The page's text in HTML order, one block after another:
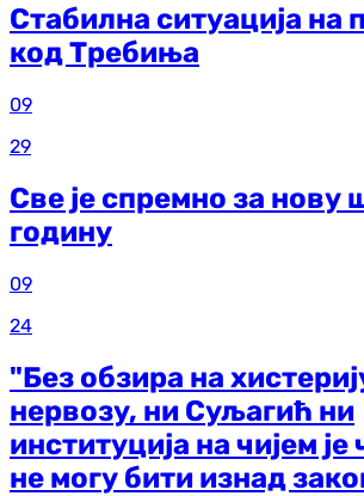
Стабилна ситуација
код Требиња
09
29
Све је спремно за нову
годину
09
24
"Без обзира на
нервозу, ни Суљагић ни
институција на чијем
не могу бити изнад